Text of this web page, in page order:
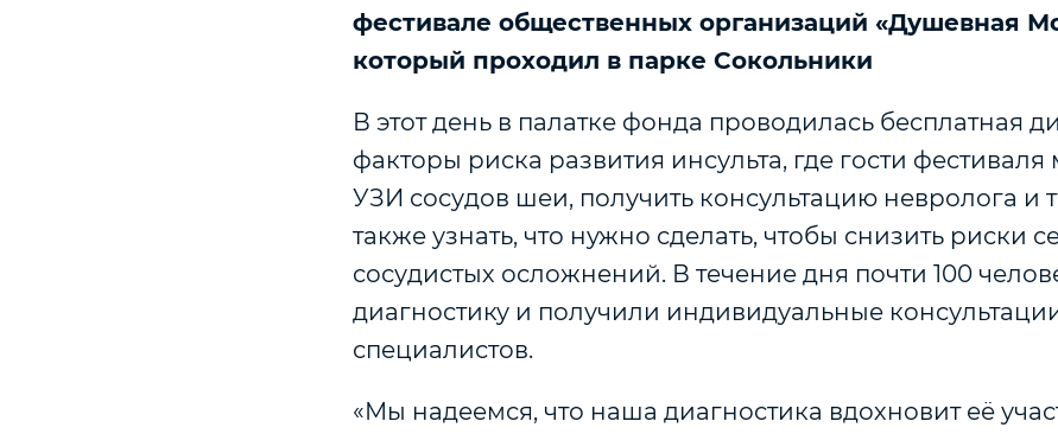
фестивале общественных организаций «Душевная
который проходил в парке Сокольники
В этот день в палатке фонда проводилась бесплатная
факторы риска развития инсульта, где гости фестиваля
УЗИ сосудов шеи, получить консультацию невролога и
также узнать, что нужно сделать, чтобы снизить риски
сосудистых осложнений. В течение дня почти 100
диагностику и получили индивидуальные
специалистов.
«Мы надеемся, что наша диагностика вдохновит её